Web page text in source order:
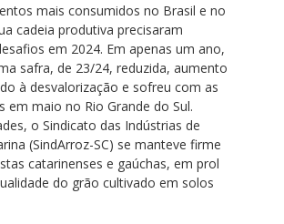
mais consumidos no Brasil e no
cadeia produtiva precisaram
em 2024. Em apenas um ano,
safra, de 23/24, reduzida, aumento
à desvalorização e sofreu com as
em maio no Rio Grande do Sul.
o Sindicato das Indústrias de
(SindArroz-SC) se manteve firme
catarinenses e gaúchas, em prol
do grão cultivado em solos